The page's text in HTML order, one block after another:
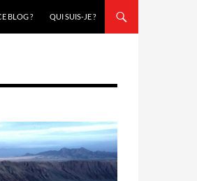
BLOG ? QUI SUIS-JE ?